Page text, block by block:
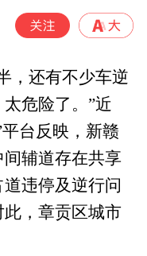
，还有不少车逆
危险了。”近
台反映，新赣
辅道存在共享
违停及逆行问
，章贡区城市